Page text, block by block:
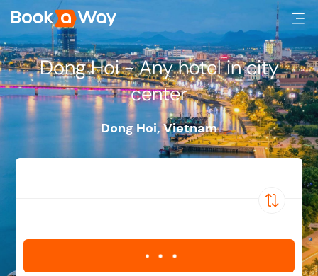
Dong Hoi - Any hotel in city
center
Dong Hoi,Vietnam